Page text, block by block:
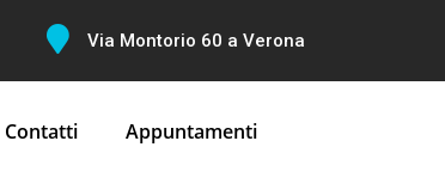
Via Montorio 60 a Verona
Contatti Appuntamenti